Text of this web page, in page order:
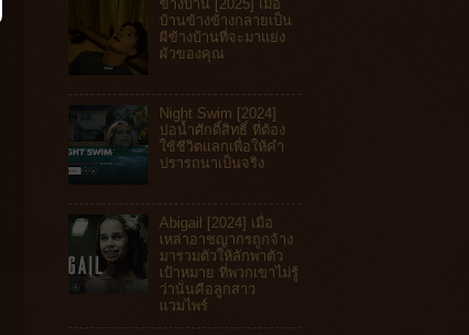
ข้างบ้าน [2025] เมื่อ
บ้านข้างข้างกลายเป็น
ผีข้างบ้านที่จะมาแย่ง
ผัวของคุณ
Night Swim [2024]
บ่อน้ำศักดิ์สิทธิ์ ที่ต้อง
ใช้ชีวิตแลกเพื่อให้คำ
ปรารถนาเป็นจริง
Abigail [2024] เมื่อ
เหล่าอาชญากรถูกจ้าง
มารวมตัวให้ลักพาตัว
เป้าหมาย ที่พวกเขาไม่รู้
ว่านั่นคือลูกสาว
แวมไพร์